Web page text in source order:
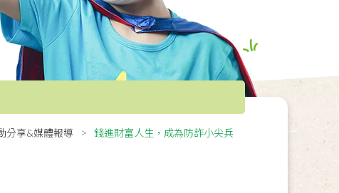
分享&媒體報導 錢進財富人生，成為防詐小尖兵